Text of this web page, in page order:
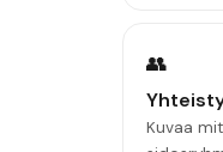
👥
Kuvaa